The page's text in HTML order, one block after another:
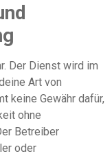
Der Dienst wird im
Art von
keine Gewähr dafür,
ohne
Betreiber
oder